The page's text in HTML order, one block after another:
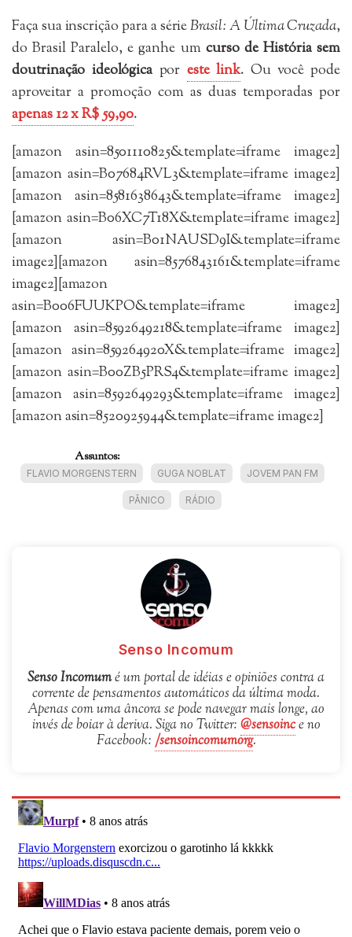
Faça sua inscrição para a sérieBrasil: A Última Cruzada,
do Brasil Paralelo, e ganhe um curso de História sem
doutrinação ideológica por este link. Ou você pode
aproveitar a promoção com as duas temporadas por
apenas 12 x R$ 59,90.
[amazon asin=8501110825&template=iframe image2]
[amazon asin=B07684RVL3&template=iframe image2]
[amazon asin=8581638643&template=iframe image2]
[amazon asin=B06XC7T18X&template=iframe image2]
[amazon asin=B01NAUSD9I&template=iframe
image2][amazon asin=8576843161&template=iframe
image2][amazon
asin=B006FUUKPO&template=iframe image2]
[amazon asin=8592649218&template=iframe image2]
[amazon asin=859264920X&template=iframe image2]
[amazon asin=B00ZB5PRS4&template=iframe image2]
[amazon asin=8592649293&template=iframe image2]
[amazon asin=8520925944&template=iframe image2]
Assuntos:
FLAVIO MORGENSTERN GUGA NOBLAT JOVEM PAN FM
PÂNICO RÁDIO
Senso Incomum
Senso Incomumé um portal de idéias e opiniões contra a
corrente de pensamentos automáticos da última moda.
Apenas com uma âncora se pode navegar mais longe, ao
invés de boiar à deriva. Siga no Twitter: @sensoince no
Facebook: /sensoincomumorg.